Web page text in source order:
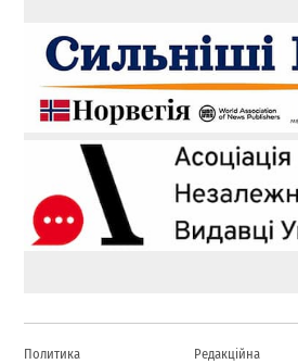
Политика Редакційна